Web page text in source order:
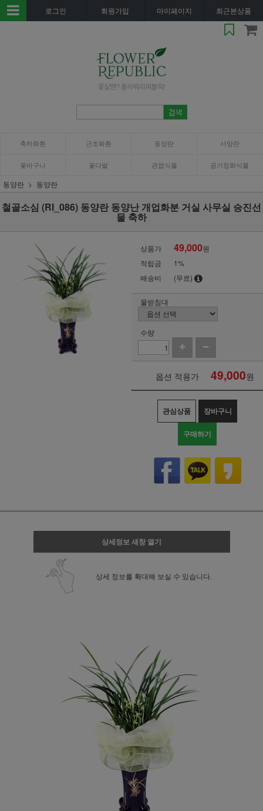
로그인 회원가입 마이페이지 최근본상품
축하화환 근조화환 동양란 서양란
꽃바구니 꽃다발 관엽식물 공기정화식물
동양란 동양란
철골소심 (RI_086) 동양란 동양난 개업화분 거실 사무실 승진선
물 축하
상품가 49,000원
적립금
1%
배송비
(무료)
물받침대
수량
옵션 적용가 49,000원
관심상품 장바구니
구매하기
상세정보 새창 열기
상세 정보를 확대해 보실 수 있습니다.